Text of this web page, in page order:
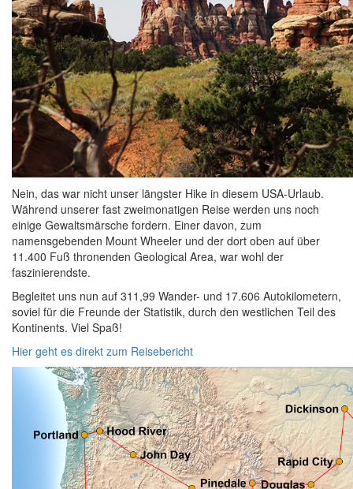
Nein, das war nicht unser längster Hike in diesem USA-Urlaub.
Während unserer fast zweimonatigen Reise werden uns noch
einige Gewaltsmärsche fordern. Einer davon, zum
namensgebenden Mount Wheeler und der dort oben auf über
11.400 Fuß thronenden Geological Area, war wohl der
faszinierendste.
Begleitet uns nun auf 311,99 Wander- und 17.606 Autokilometern,
soviel für die Freunde der Statistik, durch den westlichen Teil des
Kontinents. Viel Spaß!
Hier geht es direkt zum Reisebericht